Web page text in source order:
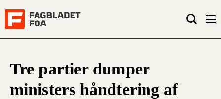
Tre partier dumper
ministers håndtering af